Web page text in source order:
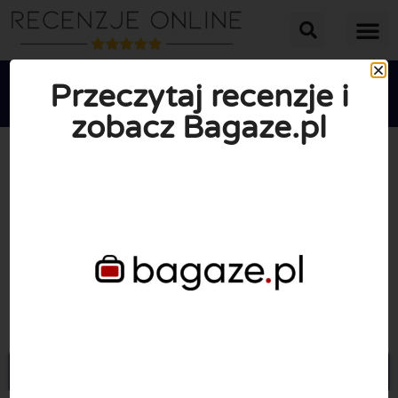

Przeczytaj recenzje i
zobacz Bagaze.pl